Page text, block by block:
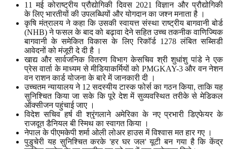
11 मई कोराष्ट्रीय प्रौद्योगिकी दिवस 2021 विज्ञान और प्रौद्योगिकी
के लिए भारतीयों की उपलब्धियों और योगदान का जश्न मनाता है ।
कृषि मंत्रालय ने कहा कि उसकी स्वायत्त संस्था राष्ट्रीय बागवानी बोर्ड
(NHB) ने फसल के बाद को बढ़ावा देने सहित उच्च तकनीक वाणिज्यिक
बागवानी के समेकित विकास के लिए रिकॉर्ड 1278 लंबित सब्सिडी
आवेदनों को मंजूरी दे दी है ।
खाद्य और सार्वजनिक वितरण विभाग केसचिव श्री शुधांशु पांडे ने एक
प्रेस वार्ता के माध्यम से मीडियाकर्मियों को PMGKAY-3 और वन नेशन
वन राशन कार्ड योजना के बारे में जानकारी दी ।
उच्चतम न्यायालय ने 12 सदस्यीय टास्क फोर्स का गठन किया, ताकि यह
सुनिश्चित किया जा सके कि पूरे देश में सुव्यवस्थित तरीके से मेडिकल
ऑक्सीजन पहुंचाई जाए ।
विदेश सचिव हर्ष वी श्रृंगलाने अमेरिका के नए प्रभारी डिएफेयर के
राजदूत डैनियल बी स्मिथ का स्वागत किया ।
नेपाल के पीएमकेपी शर्मा ओली लोअर हाउस में विश्वास मत हार गए ।
पुडुचेरी यह सुनिश्चित करके 'हर घर जल' यूटी बन गया है कि केंद्र